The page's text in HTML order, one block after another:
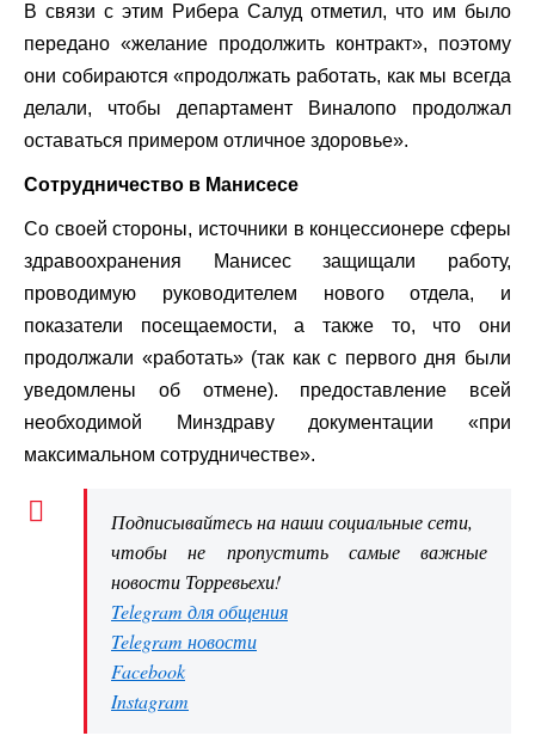
В связи с этим Рибера Салуд отметил, что им было
передано «желание продолжить контракт», поэтому
они собираются «продолжать работать, как мы всегда
делали, чтобы департамент Виналопо продолжал
оставаться примером отличное здоровье».
Сотрудничество в Манисесе
Со своей стороны, источники в концессионере сферы
здравоохранения Манисес защищали работу,
проводимую руководителем нового отдела, и
показатели посещаемости, а также то, что они
продолжали «работать» (так как с первого дня были
уведомлены об отмене). предоставление всей
необходимой Минздраву документации «при
максимальном сотрудничестве».
Подписывайтесь на наши социальные сети,
чтобы не пропустить самые важные
новости Торревьехи!
Telegram для общения
Telegram новости
Facebook
Instagram